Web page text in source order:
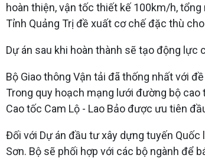
hoàn thiện, vận tốc thiết kế 100km/h,
Tỉnh Quảng Trị đề xuất cơ chế đặc thù
Dự án sau khi hoàn thành sẽ tạo động lực
Bộ Giao thông Vận tải đã thống nhất với
Trong quy hoạch mạng lưới đường bộ
Cao tốc Cam Lộ - Lao Bảo được ưu tiên
Đối với Dự án đầu tư xây dựng tuyến Quốc
Sơn. Bộ sẽ phối hợp với các bộ ngành để